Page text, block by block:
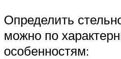
Определить
можно по
особенностям: